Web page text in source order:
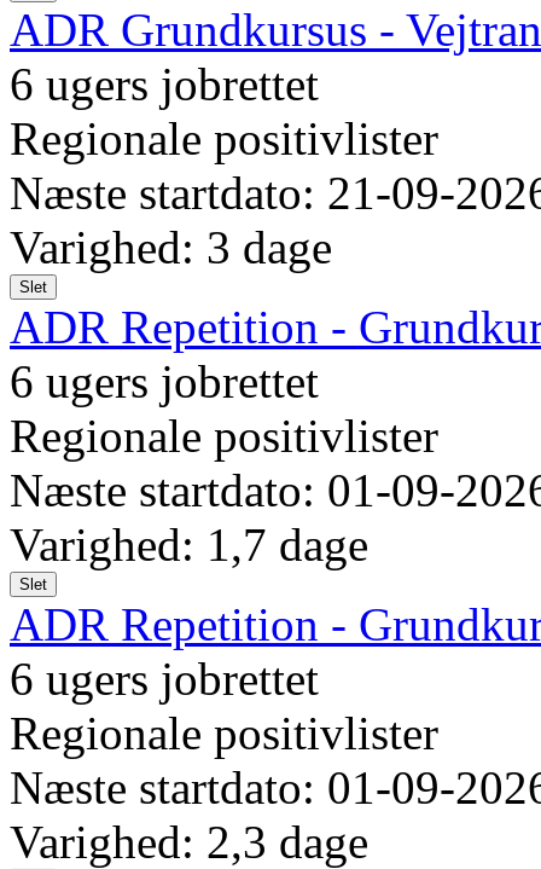
ADR Grundkursus -
6 ugers jobrettet
Regionale positivlister
Næste startdato: 21-09-
Varighed: 3 dage
Slet
ADR Repetition -
6 ugers jobrettet
Regionale positivlister
Næste startdato: 01-09-
Varighed: 1,7 dage
Slet
ADR Repetition -
6 ugers jobrettet
Regionale positivlister
Næste startdato: 01-09-
Varighed: 2,3 dage